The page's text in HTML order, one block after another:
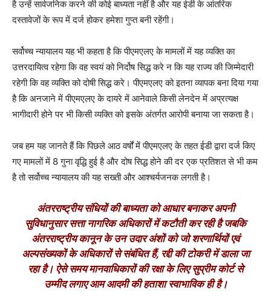
है उन्हें सार्वजनिक करने की कोई बाध्यता नहीं है और यह ईडी के आंतरिक
दस्तावेजों के रूप में दर्ज होकर हमेशा गुप्त बनी रहेंगी।
सर्वोच्च न्यायालय यह भी कहता है कि पीएमएलए के मामलों में यह व्यक्ति का
उत्तरदायित्व रहेगा कि वह स्वयं को निर्दोष सिद्ध करे न कि यह राज्य की जिम्मेदारी
रहेगी कि वह व्यक्ति को दोषी सिद्ध करे। पीएमएलए को इतना व्यापक बना दिया गया
है कि अनजाने में पीएमएलए के दायरे में आनेवाले किसी लेनदेन में अप्रत्यक्ष
भागीदारी होने पर भी किसी व्यक्ति को इसके अंतर्गत आरोपी बनाया जा सकता है।
जब हम यह जानते हैं कि पिछले आठ वर्षों में पीएमएलए के तहत ईडी द्वारा दर्ज किए
गए मामलों में 8 गुना वृद्धि हुई है और दोष सिद्ध होने की दर एक प्रतिशत से भी कम
है तो सर्वोच्च न्यायालय की यह सख्ती और आश्चर्यजनक लगती है।
अंतरराष्ट्रीय संधियों की बाध्यता को आधार बनाकर अपनी
सुविधानुसार सत्ता नागरिक अधिकारों में कटौती कर रही है जबकि
अंतरराष्ट्रीय कानून के उन उदार अंशों को जो शरणार्थियों एवं
अल्पसंख्यकों के अधिकारों से संबंधित हैं, रद्दी की टोकरी में डाला जा
रहा है। ऐसे समय मानवाधिकारों की रक्षा के लिए सुप्रीम कोर्ट से
उम्मीद लगाए आम आदमी की हताशा स्वाभाविक ही है।